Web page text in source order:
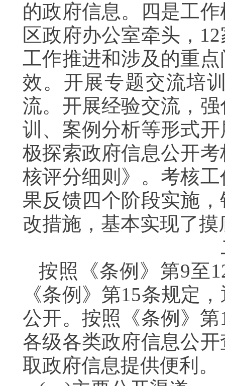
的政府信息。四是工
区政府办公室牵头，
工作推进和涉及的重
效。开展专题交流培
流。开展经验交流，
训、案例分析等形式
极探索政府信息公开
核评分细则》。考核
果反馈四个阶段实施
改措施，基本实现了
按照《条例》第9至
《条例》第15条规定
公开。按照《条例》
各级各类政府信息公
取政府信息提供便利。